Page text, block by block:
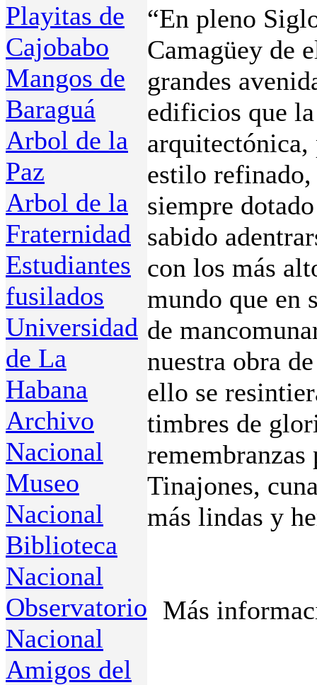
Playitas de
Cajobabo
Mangos de
Baraguá
Arbol de la
Paz
Arbol de la
Fraternidad
Estudiantes
fusilados
Universidad
de La
Habana
Archivo
Nacional
Museo
Nacional
Biblioteca
Nacional
Observatorio
Nacional
Amigos del
“En pleno
Camagüey de
grandes
edificios que
arquitectónica,
estilo
siempre
sabido
con los más
mundo que en
de
nuestra obra
ello se
timbres de
remembranzas
Tinajones,
más lindas y
Más